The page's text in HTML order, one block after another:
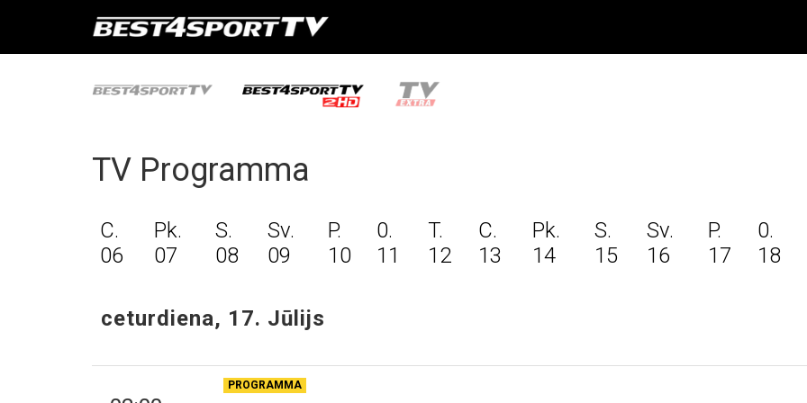
TV Programma
C.
06
Pk.
07
S.
08
Sv.
09
P.
10
0.
11
T.
12
C.
13
Pk.
14
S.
15
Sv.
16
P.
17
0.
18
ceturdiena, 17. Jūlijs
PROGRAMMA